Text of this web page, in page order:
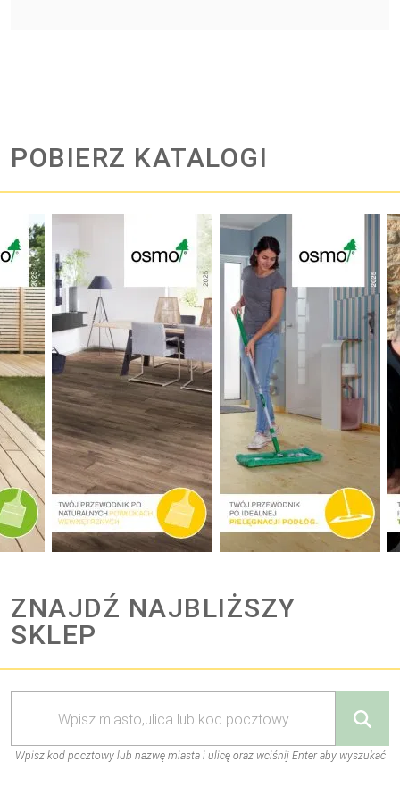
POBIERZ KATALOGI
ZNAJDŹ NAJBLIŻSZY
SKLEP
Wpisz kod pocztowy lub nazwę miasta i ulicę oraz wciśnij Enter aby wyszukać